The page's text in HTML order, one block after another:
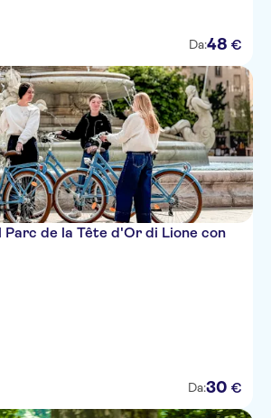
Da:48 €
de la Tête d'Or di Lione con
Da:30 €